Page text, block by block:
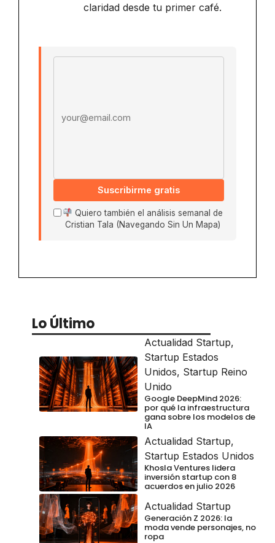
claridad desde tu primer café.
Suscribirme gratis
Quiero también el análisis semanal de
Cristian Tala (Navegando Sin Un Mapa)
Lo Último
Actualidad Startup,
Startup Estados
Unidos, Startup Reino
Unido
Google DeepMind 2026:
por qué la infraestructura
gana sobre los modelos de
IA
Actualidad Startup,
Startup Estados Unidos
Khosla Ventures lidera
inversión startup con 8
acuerdos en julio 2026
Actualidad Startup
Generación Z 2026: la
moda vende personajes, no
ropa